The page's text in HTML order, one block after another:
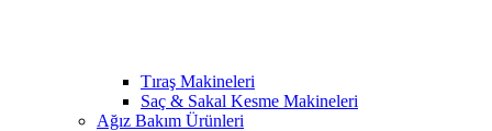
Tıraş Makineleri
Saç & Sakal Kesme Makineleri
Ağız Bakım Ürünleri